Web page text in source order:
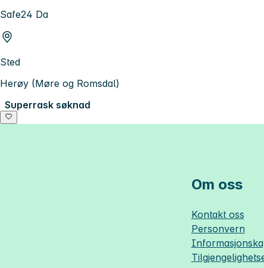
Safe24 Da
Sted
Herøy (Møre og Romsdal)
Superrask søknad
Om oss
Kontakt oss
Personvern